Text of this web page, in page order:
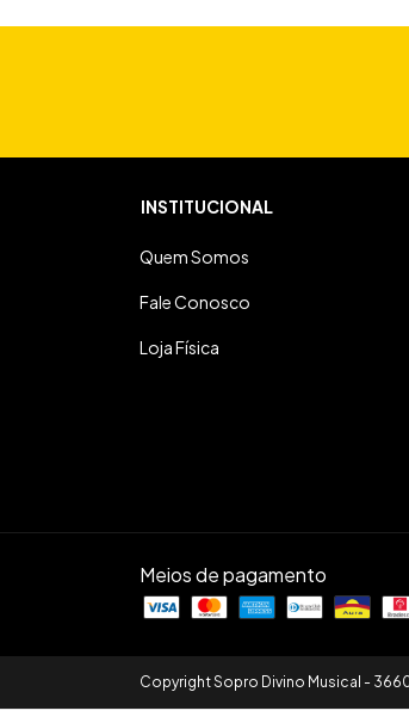
INSTITUCIONAL
Quem Somos
Fale Conosco
Loja Física
Meios de pagamento
Copyright Sopro Divino Musical -